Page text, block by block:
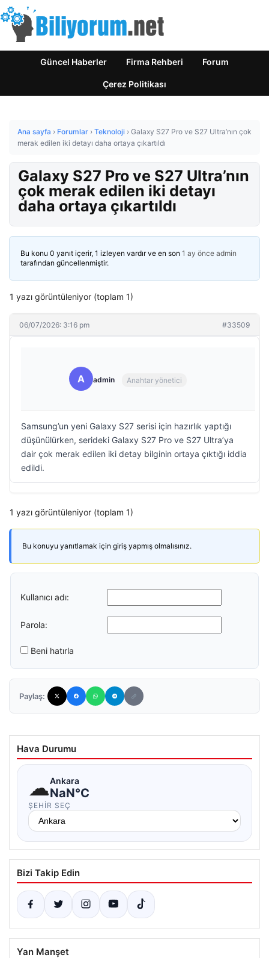
Güncel Haberler Firma Rehberi Forum
Çerez Politikası
Ana sayfa › Forumlar › Teknoloji › Galaxy S27 Pro ve S27 Ultra’nın çok
merak edilen iki detayı daha ortaya çıkartıldı
Galaxy S27 Pro ve S27 Ultra’nın
çok merak edilen iki detayı
daha ortaya çıkartıldı
Bu konu 0 yanıt içerir, 1 izleyen vardır ve en son 1 ay önce admin
tarafından güncellenmiştir.
1 yazı görüntüleniyor (toplam 1)
06/07/2026: 3:16 pm #33509
A admin Anahtar yönetici
Samsung’un yeni Galaxy S27 serisi için hazırlık yaptığı
düşünülürken, serideki Galaxy S27 Pro ve S27 Ultra’ya
dair çok merak edilen iki detay bilginin ortaya çıktığı iddia
edildi.
1 yazı görüntüleniyor (toplam 1)
Bu konuyu yanıtlamak için giriş yapmış olmalısınız.
Kullanıcı adı:
Parola:
Beni hatırla
Paylaş:
Hava Durumu
☁Ankara
NaN°C
ŞEHIR SEÇ
Bizi Takip Edin
Yan Manşet